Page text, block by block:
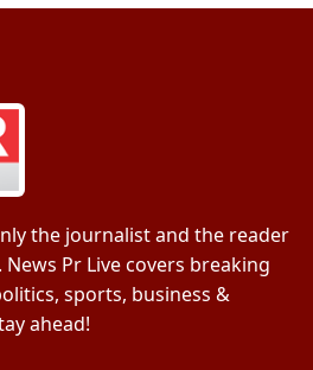
the journalist and the reader
Pr Live covers breaking
sports, business &
ahead!